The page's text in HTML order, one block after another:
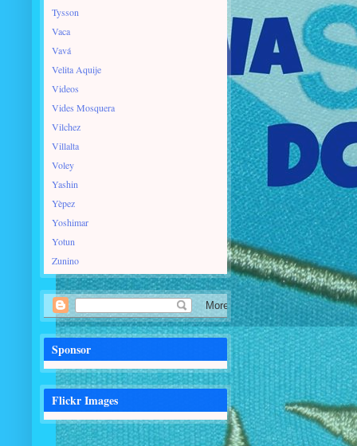
Tysson
Vaca
Vavá
Velita Aquije
Videos
Vides Mosquera
Vilchez
Villalta
Voley
Yashin
Yèpez
Yoshimar
Yotun
Zunino
Sponsor
Flickr Images